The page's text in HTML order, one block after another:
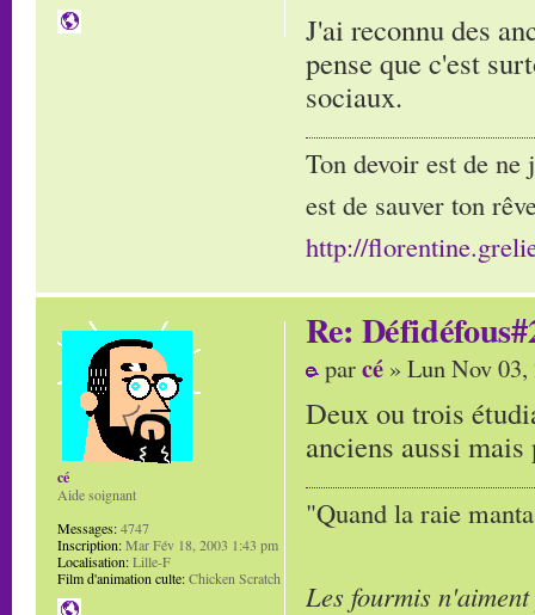
J'ai reconnu des
pense que c'est
sociaux.
Ton devoir est de
est de sauver ton
http://
Re:
parcé » Lun Nov
Deux ou trois
anciens aussi mais
"Quand la raie
Les fourmis
cé
Aide soignant
Messages:4747
Inscription:Mar Fév 18, 2003 1:43 pm
Localisation:Lille-F
Film d'animation culte:Chicken Scratch